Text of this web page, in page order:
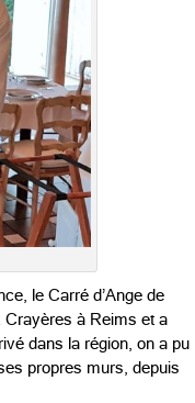
le Carré d’Ange de
Crayères à Reims et a
dans la région, on a pu
propres murs, depuis